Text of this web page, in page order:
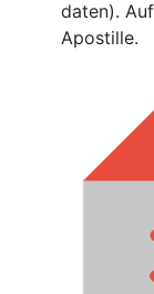
daten).
Apostille.